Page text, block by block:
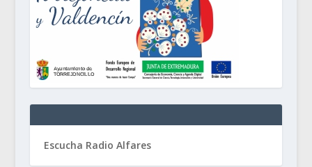
Escucha Radio Alfares